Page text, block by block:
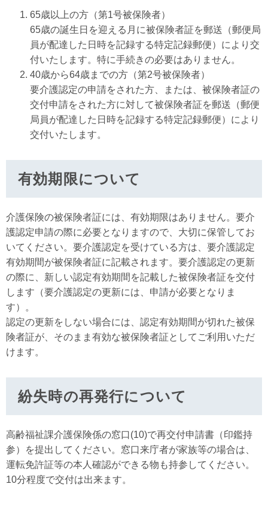
65歳以上の方（第1号被保険者）
65歳の誕生日を迎える月に被保険者証を郵送（郵便局
員が配達した日時を記録する特定記録郵便）により交
付いたします。特に手続きの必要はありません。
40歳から64歳までの方（第2号被保険者）
要介護認定の申請をされた方、または、被保険者証の
交付申請をされた方に対して被保険者証を郵送（郵便
局員が配達した日時を記録する特定記録郵便）により
交付いたします。
有効期限について
介護保険の被保険者証には、有効期限はありません。要介
護認定申請の際に必要となりますので、大切に保管してお
いてください。要介護認定を受けている方は、要介護認定
有効期間が被保険者証に記載されます。要介護認定の更新
の際に、新しい認定有効期間を記載した被保険者証を交付
します（要介護認定の更新には、申請が必要となりま
す）。
認定の更新をしない場合には、認定有効期間が切れた被保
険者証が、そのまま有効な被保険者証としてご利用いただ
けます。
紛失時の再発行について
高齢福祉課介護保険係の窓口(10)で再交付申請書（印鑑持
参）を提出してください。窓口来庁者が家族等の場合は、
運転免許証等の本人確認ができる物も持参してください。
10分程度で交付は出来ます。